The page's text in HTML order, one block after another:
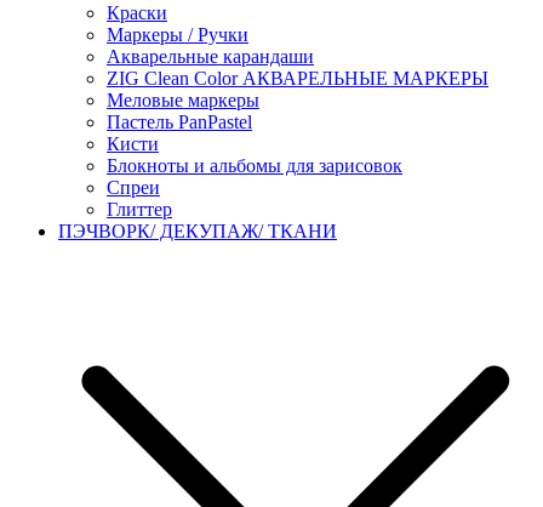
Краски
Маркеры / Ручки
Акварельные карандаши
ZIG Clean Color АКВАРЕЛЬНЫЕ МАРКЕРЫ
Меловые маркеры
Пастель PanPastel
Кисти
Блокноты и альбомы для зарисовок
Спреи
Глиттер
ПЭЧВОРК/ ДЕКУПАЖ/ ТКАНИ